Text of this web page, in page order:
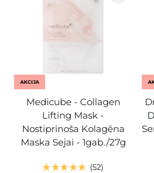
AKCIJA
Medicube - Collagen
Lifting Mask -
Nostiprinoša Kolagēna
Maska Sejai - 1gab./27g
52